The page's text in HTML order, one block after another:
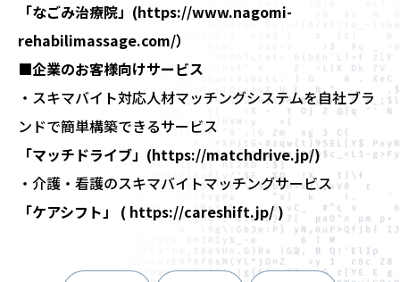
「なごみ治療院」(https://www.nagomi-
rehabilimassage.com/）
■企業のお客様向けサービス
・スキマバイト対応人材マッチングシステムを自社ブラ
ンドで簡単構築できるサービス
「マッチドライブ」(https://matchdrive.jp/)
・介護・看護のスキマバイトマッチングサービス
「ケアシフト」 ( https://careshift.jp/)